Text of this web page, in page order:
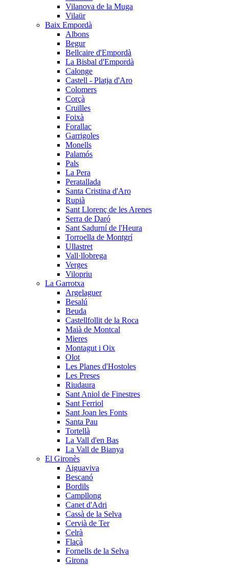
Vilanova de la Muga
Vilaür
Baix Empordà
Albons
Begur
Bellcaire d'Empordà
La Bisbal d'Empordà
Calonge
Castell - Platja d'Aro
Colomers
Corçà
Cruïlles
Foixà
Forallac
Garrigoles
Monells
Palamós
Pals
La Pera
Peratallada
Santa Cristina d'Aro
Rupià
Sant Llorenç de les Arenes
Serra de Daró
Sant Sadurní de l'Heura
Torroella de Montgrí
Ullastret
Vall·llobrega
Verges
Vilopriu
La Garrotxa
Argelaguer
Besalú
Beuda
Castellfollit de la Roca
Maià de Montcal
Mieres
Montagut i Oix
Olot
Les Planes d'Hostoles
Les Preses
Riudaura
Sant Aniol de Finestres
Sant Ferriol
Sant Joan les Fonts
Santa Pau
Tortellà
La Vall d'en Bas
La Vall de Bianya
El Gironès
Aiguaviva
Bescanó
Bordils
Campllong
Canet d'Adri
Cassà de la Selva
Cervià de Ter
Celrà
Flaçà
Fornells de la Selva
Girona